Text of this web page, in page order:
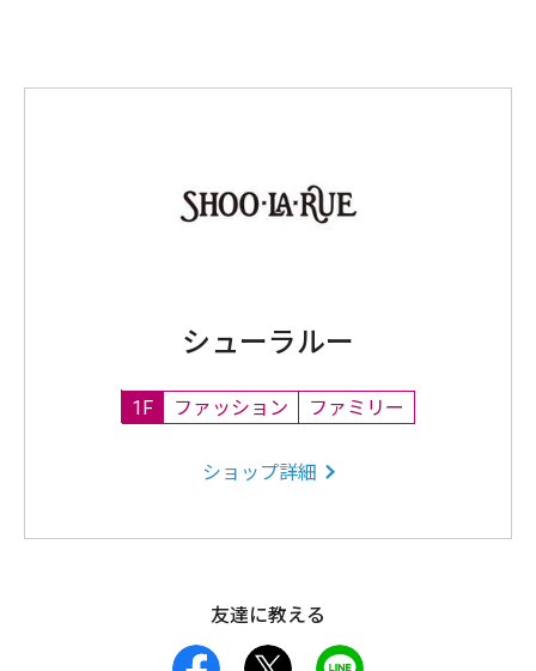
シューラルー
1F ファッション ファミリー
ショップ詳細
友達に教える
facebook